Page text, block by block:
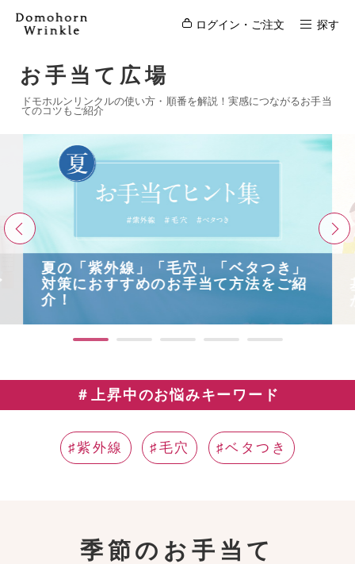
ログイン・ご注文 探す
お手当て広場
ドモホルンリンクルの使い方・順番を解説！実感につながるお手当
てのコツもご紹介
夏の「紫外線」「毛穴」「ベタつき」
対策におすすめのお手当て方法をご紹
介！
＃上昇中のお悩みキーワード
♯紫外線 ♯毛穴 ♯ベタつき
季節のお手当て